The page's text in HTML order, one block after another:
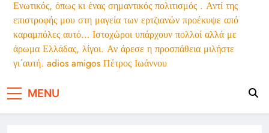
Ενωτικός, όπως κι ένας σημαντικός πολιτισμός . Αντί της
επιστροφής μου στη μαγεία των ερτζιανών προέκυψε από
καραμπόλες αυτό… Ιστοχώροι υπάρχουν πολλοί αλλά με
άρωμα Ελλάδας, λίγοι. Αν άρεσε η προσπάθεια μιλήστε
γι΄αυτή. adios amigos Πέτρος Ιωάννου
MENU